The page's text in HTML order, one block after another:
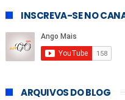
INSCREVA-SE NO
ARQUIVOS DO BLOG